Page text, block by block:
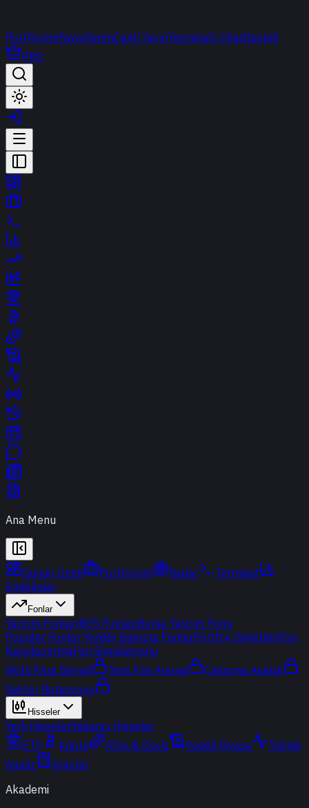
PortföyümFavorilerimCanlı YayınTerminalt-ChatDestek
PRO
Ana Menu
Günün Özeti Portföyüm Radar
Terminal
Endeksler
Fonlar
Yatırım FonlarıBES FonlarıBorsa Yatırım Fonu
Popüler Fonlar YeniBir Bakışta FonlarPortföy ŞirketleriFon
KarşılaştırmaFon Simülasyonu
Akıllı Para Sinyali
Ters Fon Arama
Çakışma Analizi
Sektör Rotasyonu
Hisseler
Yerli HisselerYabancı Hisseler
ETF
Kripto Altın & Döviz Vadeli Piyasa
Teknik
Analiz
Araçlar
Akademi